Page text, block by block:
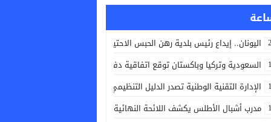
اليونان.. إيداع رئيس بلدية رهن الحبس الاحتياطي بعد حريق غرب أثينا
السعودية وتركيا وباكستان توقع اتفاقية دفاع مشترك لتعزيز التعاون الأمني
الإدارة التقنية الوطنية تصدر الدليل التنظيمي الجديد الخاص بكرة القدم
مدرب أشبال الأطلس يكشف اللائحة النهائية المشاركة في ألعاب البحر